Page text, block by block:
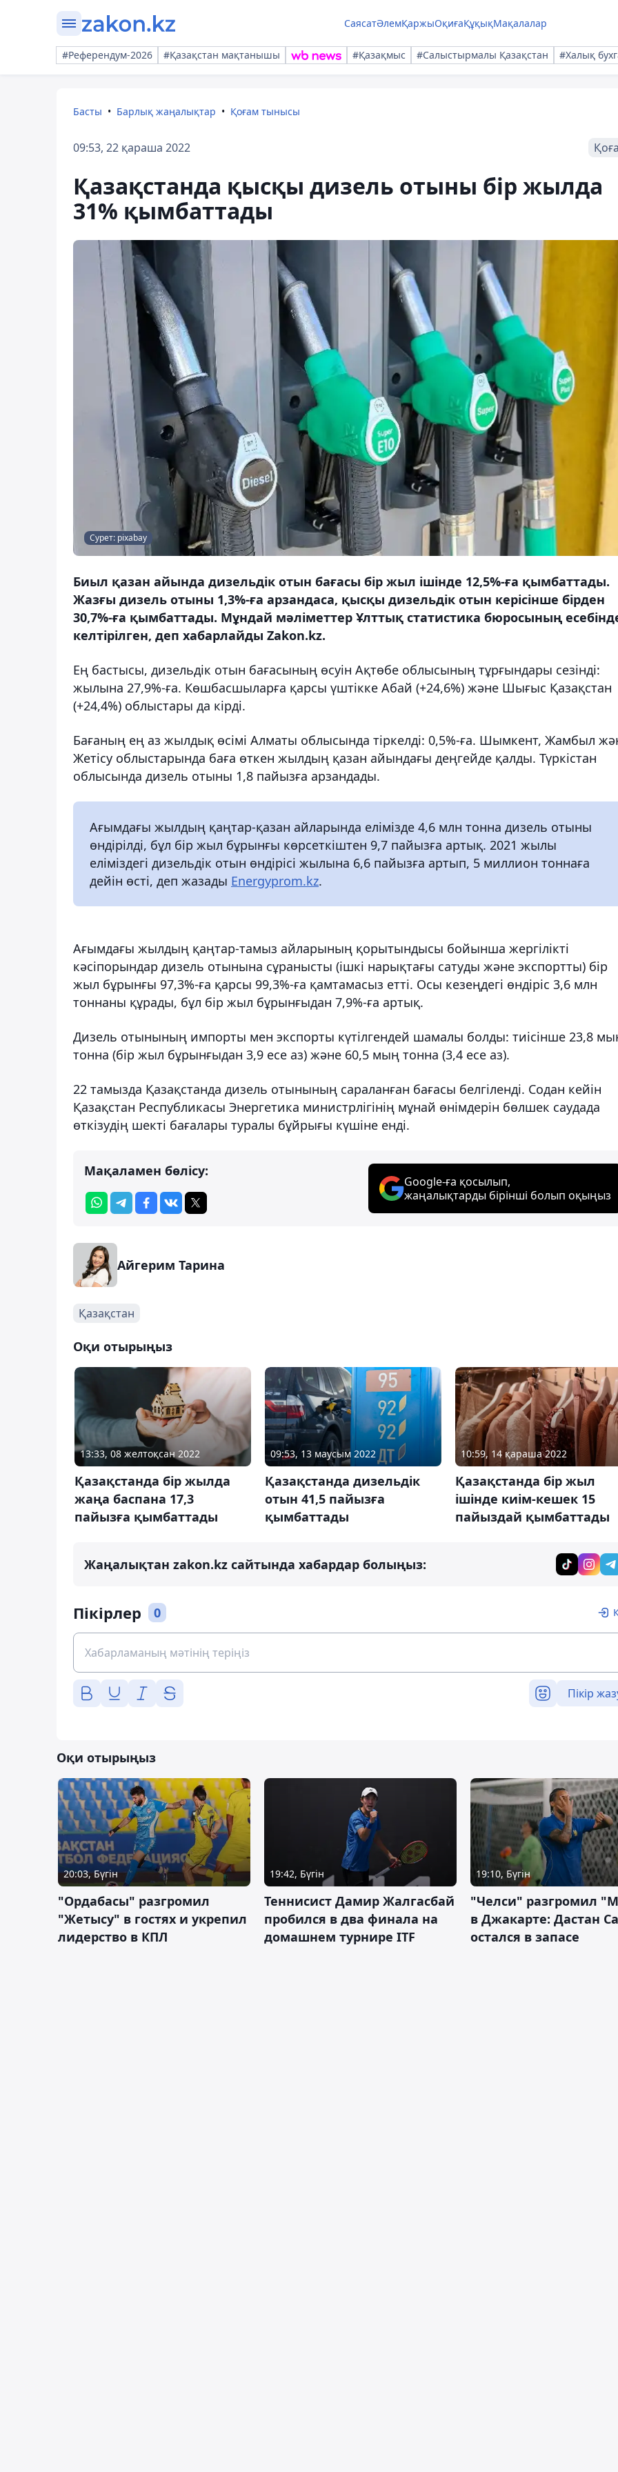
СаясатӘлемҚаржыОқиғаҚұқықМақалалар
#Референдум-2026 #Қазақстан мақтанышы #Қазақмыс #Салыстырмалы Қазақстан #Халық
Басты Барлық жаңалықтар Қоғам тынысы
09:53, 22 қараша 2022
Қазақстанда қысқы дизель отыны бір жылда
31% қымбаттады
Сурет: pixabay
Биыл қазан айында дизельдік отын бағасы бір жыл ішінде 12,5%-ға қымбаттады.
Жазғы дизель отыны 1,3%-ға арзандаса, қысқы дизельдік отын керісінше бірден
30,7%-ға қымбаттады. Мұндай мәліметтер Ұлттық статистика бюросының
келтірілген, деп хабарлайды Zakon.kz.
Ең бастысы, дизельдік отын бағасының өсуін Ақтөбе облысының тұрғындары сезінді:
жылына 27,9%-ға. Көшбасшыларға қарсы үштікке Абай (+24,6%) және Шығыс Қазақстан
(+24,4%) облыстары да кірді.
Бағаның ең аз жылдық өсімі Алматы облысында тіркелді: 0,5%-ға. Шымкент, Жамбыл
Жетісу облыстарында баға өткен жылдың қазан айындағы деңгейде қалды. Түркістан
облысында дизель отыны 1,8 пайызға арзандады.
Ағымдағы жылдың қаңтар-қазан айларында елімізде 4,6 млн тонна дизель отыны
өндірілді, бұл бір жыл бұрынғы көрсеткіштен 9,7 пайызға артық. 2021 жылы
еліміздегі дизельдік отын өндірісі жылына 6,6 пайызға артып, 5 миллион тоннаға
дейін өсті, деп жазады Energyprom.kz.
Ағымдағы жылдың қаңтар-тамыз айларының қорытындысы бойынша жергілікті
кәсіпорындар дизель отынына сұранысты (ішкі нарықтағы сатуды және экспортты) бір
жыл бұрынғы 97,3%-ға қарсы 99,3%-ға қамтамасыз етті. Осы кезеңдегі өндіріс 3,6 млн
тоннаны құрады, бұл бір жыл бұрынғыдан 7,9%-ға артық.
Дизель отынының импорты мен экспорты күтілгендей шамалы болды: тиісінше 23,8
тонна (бір жыл бұрынғыдан 3,9 есе аз) және 60,5 мың тонна (3,4 есе аз).
22 тамызда Қазақстанда дизель отынының сараланған бағасы белгіленді. Содан кейін
Қазақстан Республикасы Энергетика министрлігінің мұнай өнімдерін бөлшек саудада
өткізудің шекті бағалары туралы бұйрығы күшіне енді.
Мақаламен бөлісу:
Google-ға қосылып,
жаңалықтарды бірінші болып оқыңыз
Айгерим Тарина
Қазақстан
Оқи отырыңыз
13:33, 08 желтоқсан 2022
Қазақстанда бір жылда
жаңа баспана 17,3
пайызға қымбаттады
09:53, 13 маусым 2022
Қазақстанда дизельдік
отын 41,5 пайызға
қымбаттады
10:59, 14 қараша 2022
Қазақстанда бір жыл
ішінде киім-кешек 15
пайыздай қымбаттады
Жаңалықтан zakon.kz сайтында хабардар болыңыз:
Пікірлер 0
Пікір
Оқи отырыңыз
20:03, Бүгін
"Ордабасы" разгромил
"Жетысу" в гостях и укрепил
лидерство в КПЛ
19:42, Бүгін
Теннисист Дамир Жалгасбай
пробился в два финала на
домашнем турнире ITF
19:10, Бүгін
"Челси" разгромил
в Джакарте: Дастан
остался в запасе